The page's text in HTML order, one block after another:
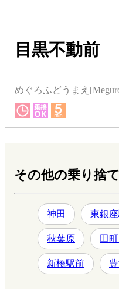
目黒不動前
めぐろふどうまえ
その他の乗り捨
神田 東銀
秋葉原 田
新橋駅前